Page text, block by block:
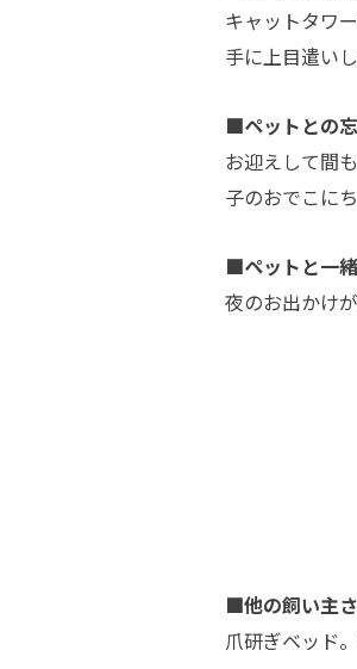
キャットタワ
手に上目遣い
■ペットとの
お迎えして間
子のおでこに
■ペットと一
夜のお出かけ
■他の飼い主
爪研ぎベッド